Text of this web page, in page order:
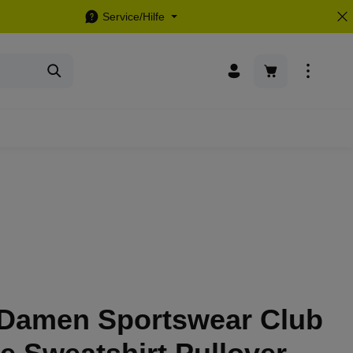
Service/Hilfe
Warenkorb
Sportswear Club